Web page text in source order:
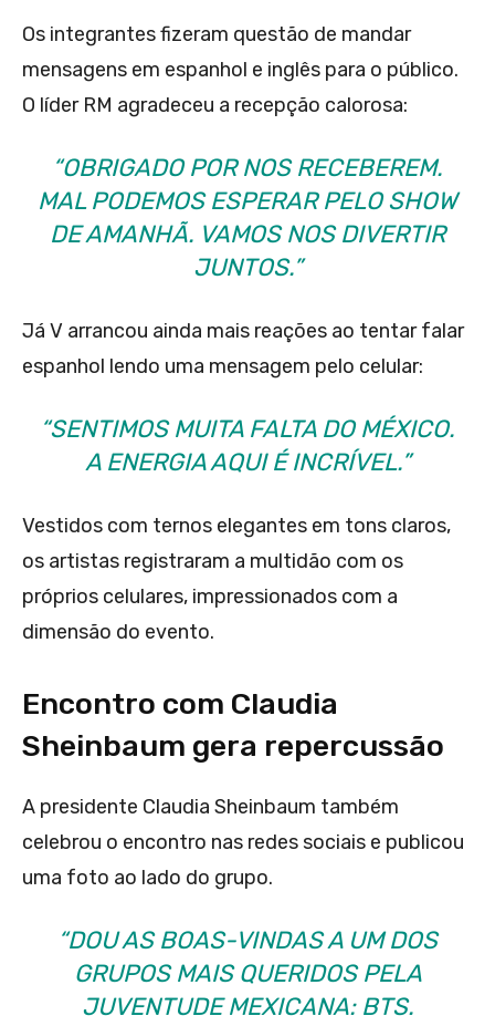
Os integrantes fizeram questão de mandar
mensagens em espanhol e inglês para o público.
O líder RM agradeceu a recepção calorosa:
“OBRIGADO POR NOS RECEBEREM.
MAL PODEMOS ESPERAR PELO SHOW
DE AMANHÃ. VAMOS NOS DIVERTIR
JUNTOS.”
Já V arrancou ainda mais reações ao tentar falar
espanhol lendo uma mensagem pelo celular:
“SENTIMOS MUITA FALTA DO MÉXICO.
A ENERGIA AQUI É INCRÍVEL.”
Vestidos com ternos elegantes em tons claros,
os artistas registraram a multidão com os
próprios celulares, impressionados com a
dimensão do evento.
Encontro com Claudia
Sheinbaum gera repercussão
A presidente Claudia Sheinbaum também
celebrou o encontro nas redes sociais e publicou
uma foto ao lado do grupo.
“DOU AS BOAS-VINDAS A UM DOS
GRUPOS MAIS QUERIDOS PELA
JUVENTUDE MEXICANA: BTS.